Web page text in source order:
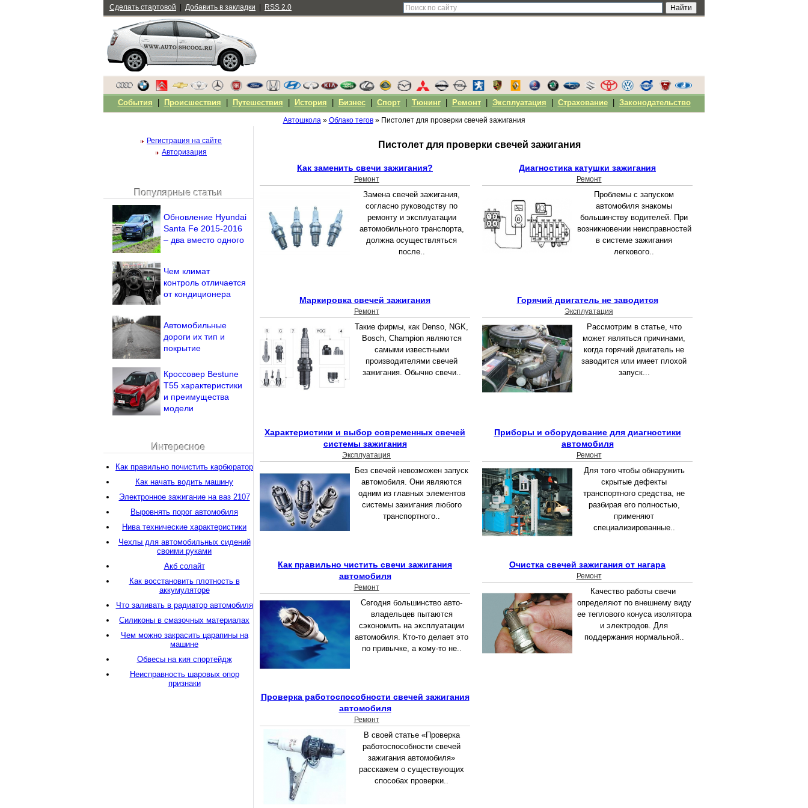
Автошкола» Облако тегов» Пистолет для проверки свечей зажигания
Пистолет для проверки свечей зажигания
Как заменить свечи зажигания?
Ремонт
Замена свечей зажигания,
согласно руководству по
ремонту и эксплуатации
автомобильного транспорта,
должна осуществляться
после..
Диагностика катушки зажигания
Ремонт
Проблемы с запуском
автомобиля знакомы
большинству водителей. При
возникновении неисправностей
в системе зажигания
легкового..
Маркировка свечей зажигания
Ремонт
Такие фирмы, как Denso, NGK,
Bosch, Champion являются
самыми известными
производителями свечей
зажигания. Обычно свечи..
Горячий двигатель не заводится
Эксплуатация
Рассмотрим в статье, что
может являться причинами,
когда горячий двигатель не
заводится или имеет плохой
запуск...
Характеристики и выбор современных свечей
системы зажигания
Эксплуатация
Без свечей невозможен запуск
автомобиля. Они являются
одним из главных элементов
системы зажигания любого
транспортного..
Приборы и оборудование для диагностики
автомобиля
Ремонт
Для того чтобы обнаружить
скрытые дефекты
транспортного средства, не
разбирая его полностью,
применяют
специализированные..
Как правильно чистить свечи зажигания
автомобиля
Ремонт
Сегодня большинство авто-
владельцев пытаются
сэкономить на эксплуатации
автомобиля. Кто-то делает это
по привычке, а кому-то не..
Очистка свечей зажигания от нагара
Ремонт
Качество работы свечи
определяют по внешнему виду
ее теплового конуса изолятора
и электродов. Для
поддержания нормальной..
Проверка работоспособности свечей зажигания
автомобиля
Ремонт
В своей статье «Проверка
работоспособности свечей
зажигания автомобиля»
расскажем о существующих
способах проверки..
Регистрация на сайте
Авторизация
Напомнить пароль?
Популярные статьи
Обновление Hyundai
Santa Fe 2015-2016
– два вместо одного
Чем климат
контроль отличается
от кондиционера
Автомобильные
дороги их тип и
покрытие
Кроссовер Bestune
Т55 характеристики
и преимущества
модели
Интересное
Как правильно почистить карбюратор
Как начать водить машину
Электронное зажигание на ваз 2107
Выровнять порог автомобиля
Нива технические характеристики
Чехлы для автомобильных сидений
своими руками
Акб солайт
Как восстановить плотность в
аккумуляторе
Что заливать в радиатор автомобиля
Силиконы в смазочных материалах
Чем можно закрасить царапины на
машине
Обвесы на кия спортейдж
Неисправность шаровых опор
признаки
Сделать стартовой Добавить в закладки RSS 2.0
События Происшествия Путешествия История Бизнес| Спорт| Тюнинг| Ремонт| Эксплуатация Страхование| Законодательство